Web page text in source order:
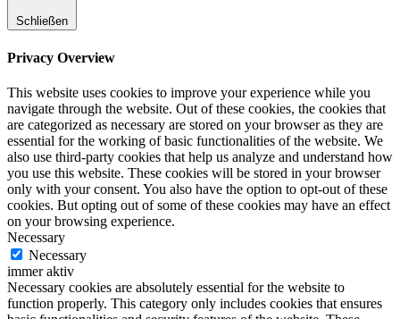
Schließen
Privacy Overview
This website uses cookies to improve your experience while you
navigate through the website. Out of these cookies, the cookies that
are categorized as necessary are stored on your browser as they are
essential for the working of basic functionalities of the website. We
also use third-party cookies that help us analyze and understand how
you use this website. These cookies will be stored in your browser
only with your consent. You also have the option to opt-out of these
cookies. But opting out of some of these cookies may have an effect
on your browsing experience.
Necessary
Necessary
immer aktiv
Necessary cookies are absolutely essential for the website to
function properly. This category only includes cookies that ensures